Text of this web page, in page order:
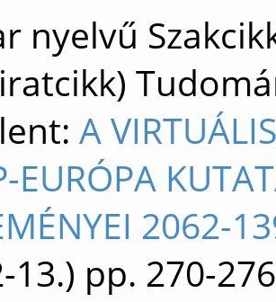
nyelvű
A
EURÓPA
2062-
13.) pp. 270-276